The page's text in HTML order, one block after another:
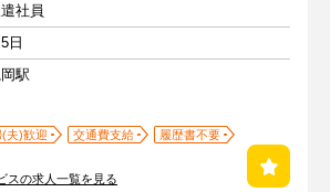
社員
日
駅
夫)歓迎 交通費支給
履歴書不要
スの求人一覧を見る